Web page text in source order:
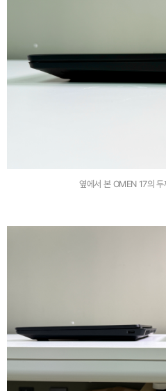
옆에서 본 OMEN 17의